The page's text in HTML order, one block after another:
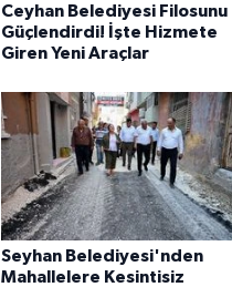
Ceyhan Belediyesi Filosunu
Güçlendirdi! İşte Hizmete
Giren Yeni Araçlar
Seyhan Belediyesi'nden
Mahallelere Kesintisiz